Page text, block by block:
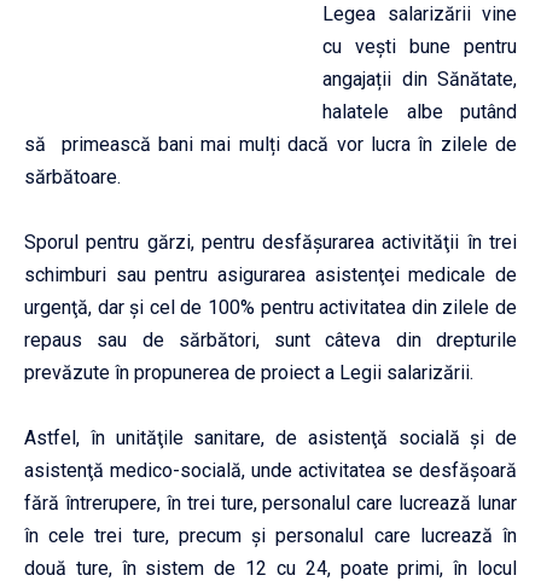
Legea salarizării vine
cu vești bune pentru
angajații din Sănătate,
halatele albe putând
să primească bani mai mulți dacă vor lucra în zilele de
sărbătoare.
Sporul pentru gărzi, pentru desfăşurarea activităţii în trei
schimburi sau pentru asigurarea asistenţei medicale de
urgenţă, dar şi cel de 100% pentru activitatea din zilele de
repaus sau de sărbători, sunt câteva din drepturile
prevăzute în propunerea de proiect a Legii salarizării.
Astfel, în unităţile sanitare, de asistenţă socială şi de
asistenţă medico-socială, unde activitatea se desfăşoară
fără întrerupere, în trei ture, personalul care lucrează lunar
în cele trei ture, precum şi personalul care lucrează în
două ture, în sistem de 12 cu 24, poate primi, în locul